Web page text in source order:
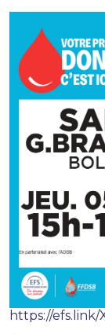
https://efs.link/